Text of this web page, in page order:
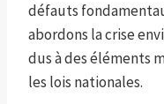
défauts
abordons la crise
dus à des éléments
les lois nationales.